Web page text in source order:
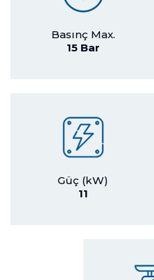
Basınç Max.
15 Bar
Güç (kW)
11